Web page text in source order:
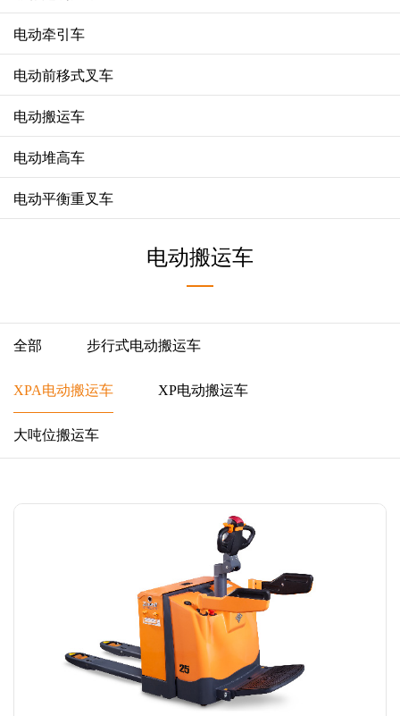
电动牵引车
电动前移式叉车
电动搬运车
电动堆高车
电动平衡重叉车
电动搬运车
全部 步行式电动搬运车
XPA电动搬运车 XP电动搬运车
大吨位搬运车